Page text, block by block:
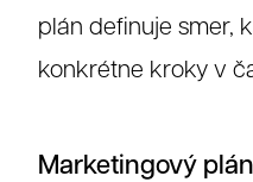
plán definuje smer,
konkrétne kroky v
Marketingový plán